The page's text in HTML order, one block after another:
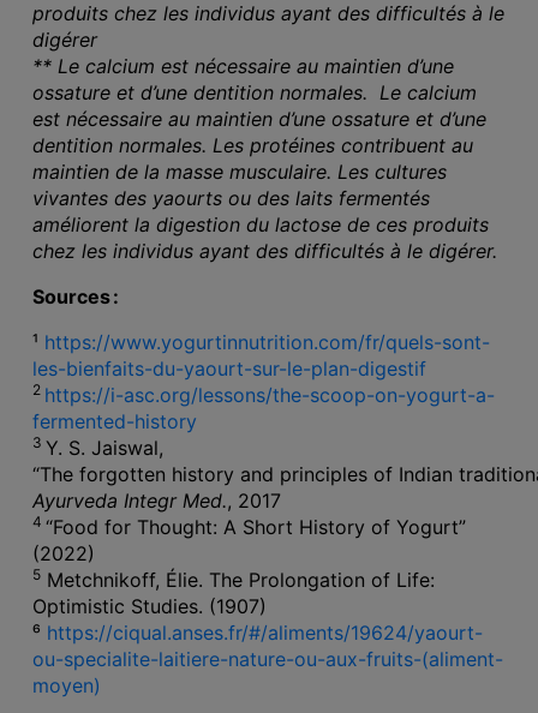
produits chez les individus ayant des difficultés à le
digérer
** Le calcium est nécessaire au maintien d’une
ossature et d’une dentition normales. Le calcium
est nécessaire au maintien d’une ossature et d’une
dentition normales. Les protéines contribuent au
maintien de la masse musculaire. Les cultures
vivantes des yaourts ou des laits fermentés
améliorent la digestion du lactose de ces produits
chez les individus ayant des difficultés à le digérer.
Sources :
¹ https://www.yogurtinnutrition.com/fr/quels-sont-
les-bienfaits-du-yaourt-sur-le-plan-digestif
2 https://i-asc.org/lessons/the-scoop-on-yogurt-a-
fermented-history
3 Y. S. Jaiswal,
“The forgotten history and principles of Indian
Ayurveda Integr Med., 2017
4 “Food for Thought: A Short History of Yogurt”
(2022)
5Metchnikoff, Élie. The Prolongation of Life:
Optimistic Studies. (1907)
⁶ https://ciqual.anses.fr/#/aliments/19624/yaourt-
ou-specialite-laitiere-nature-ou-aux-fruits-(aliment-
moyen)